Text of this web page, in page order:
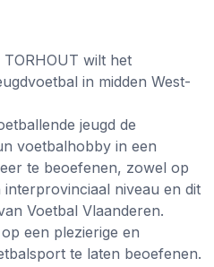
wilt het
in midden West-
jeugd de
voetbalhobby in een
te beoefenen, zowel op
niveau en dit
Voetbal Vlaanderen.
een plezierige en
te laten beoefenen.